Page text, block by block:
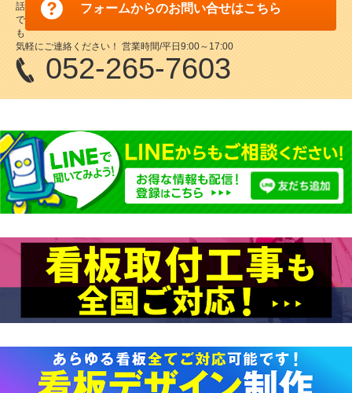
フォームからのお問い合せはこちら
話
で
も
気軽にご連絡ください！ 営業時間/平日9:00～17:00
052-265-7603